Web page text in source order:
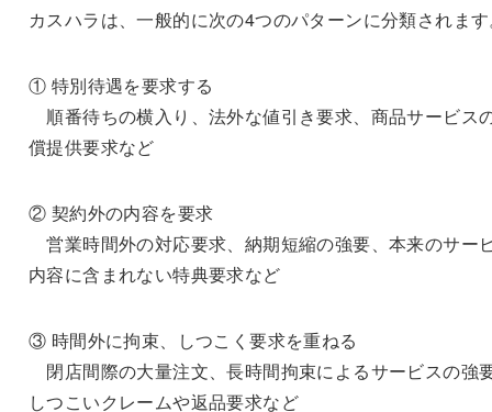
カスハラは、一般的に次の4つのパターンに分類されま
① 特別待遇を要求する
順番待ちの横入り、法外な値引き要求、商品サービス
償提供要求など
② 契約外の内容を要求
営業時間外の対応要求、納期短縮の強要、本来のサー
内容に含まれない特典要求など
③ 時間外に拘束、しつこく要求を重ねる
閉店間際の大量注文、長時間拘束によるサービスの強
しつこいクレームや返品要求など